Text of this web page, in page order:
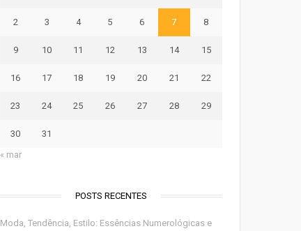
2 3 4 5 6 7 8
9 10 11 12 13 14 15
16 17 18 19 20 21 22
23 24 25 26 27 28 29
30
31
« mar
POSTS RECENTES
Moda, Tendência, Estilo: Essências Numerológicas e